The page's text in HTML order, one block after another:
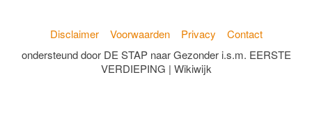
veilig en leefbaar
Disclaimer Voorwaarden Privacy
Contact
ondersteund door DE STAP naar Gezonder i.s.m. EERSTE
VERDIEPING | Wikiwijk